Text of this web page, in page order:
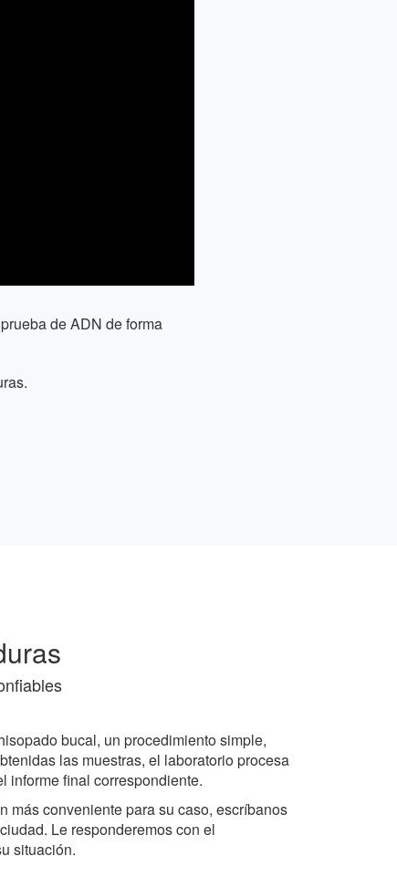
de ADN de forma
bucal, un procedimiento simple,
las muestras, el laboratorio procesa
informe final correspondiente.
más conveniente para su caso, escríbanos
Le responderemos con el
situación.